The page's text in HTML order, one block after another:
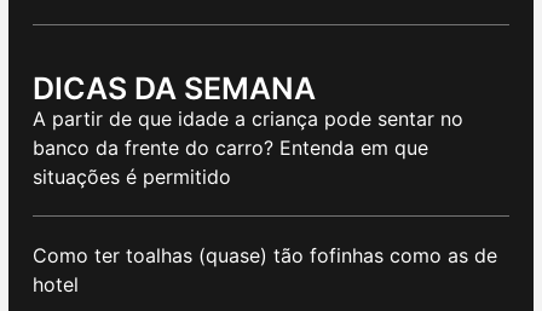
DICAS DA SEMANA
A partir de que idade a criança pode sentar no
banco da frente do carro? Entenda em que
situações é permitido
Como ter toalhas (quase) tão fofinhas como as de
hotel